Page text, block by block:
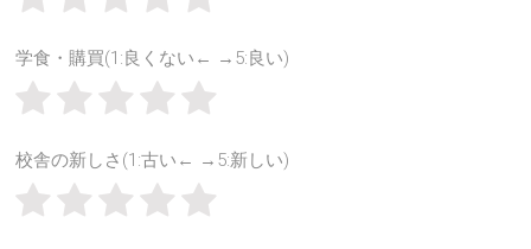
学食・購買(1:良くない← →5:良い)
校舎の新しさ(1:古い← →5:新しい)